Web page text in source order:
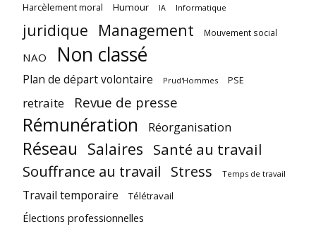
Harcèlement moral Humour IA Informatique
juridique Management Mouvement social
NAO Non classé
Plan de départ volontaire Prud'Hommes PSE
retraite Revue de presse
Rémunération Réorganisation
Réseau Salaires Santé au travail
Souffrance au travail Stress Temps de travail
Travail temporaire Télétravail
Élections professionnelles